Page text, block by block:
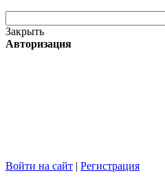
Закрыть
Авторизация
Войти на сайт | Регистрация